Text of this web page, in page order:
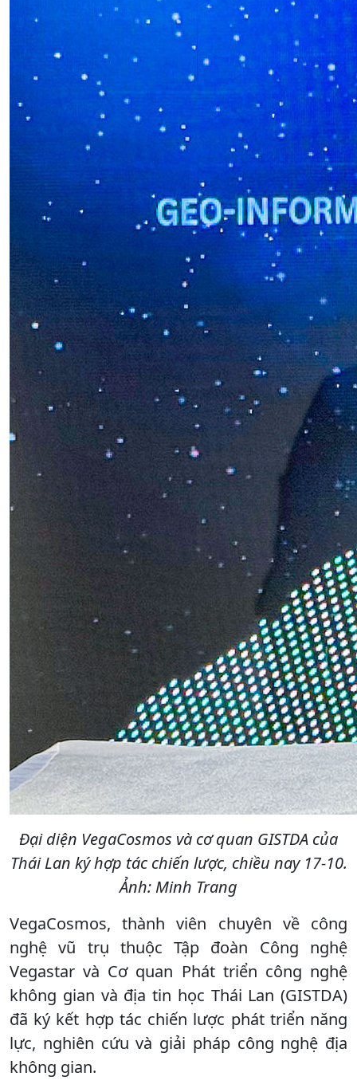
Đại diện VegaCosmos và cơ quan GISTDA của
Thái Lan ký hợp tác chiến lược, chiều nay 17-10.
Ảnh: Minh Trang
VegaCosmos, thành viên chuyên về công
nghệ vũ trụ thuộc Tập đoàn Công nghệ
Vegastar và Cơ quan Phát triển công nghệ
không gian và địa tin học Thái Lan (GISTDA)
đã ký kết hợp tác chiến lược phát triển năng
lực, nghiên cứu và giải pháp công nghệ địa
không gian.